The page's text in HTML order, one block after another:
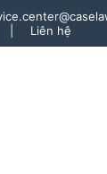
Liên hệ